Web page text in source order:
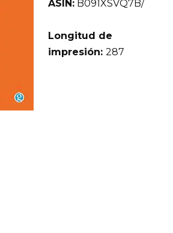
ASIN: B091XSVQ7B/
Longitud de
impresión: 287